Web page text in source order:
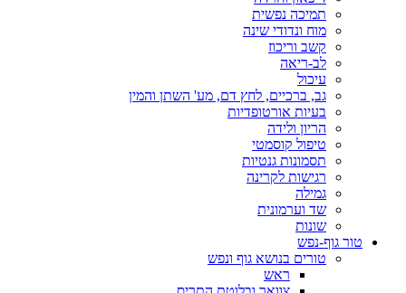
תמיכה נפשית
מוח ונדודי שינה
קשב וריכוז
לב-ריאה
עיכול
גב, ברכיים, לחץ דם, מע' השתן והמין
בעיות אורטופדיות
הריון ולידה
טיפול קוסמטי
תסמונות גנטיות
רגישות לקרינה
גמילה
שד וערמונית
שונות
טור גוף-נפש
טורים בנושא גוף ונפש
ראש